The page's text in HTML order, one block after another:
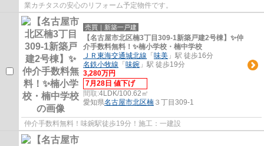
業カチタスの安心のリフォーム予定物件です。
売買｜新築一戸建
【名古屋市北区楠3丁目309-1新築戸建2号棟】✨️仲
介手数料無料！✨️楠小学校・楠中学校
ＪＲ東海交通城北線 「 味美 」駅 徒歩16分
名鉄小牧線 「 味鋺 」駅 徒歩19分
3,280万円
7月28日 値下げ
間取:4LDK/100.62㎡
愛知県名古屋市北区楠 ３丁目309-1
仲介手数料無料！味鋺駅徒歩19分！施工：一建設